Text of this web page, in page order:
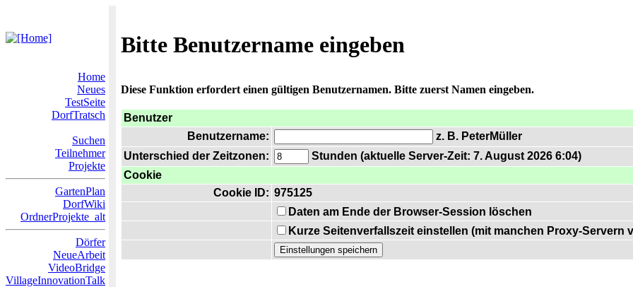
Bitte Benutzername eingeben
Home
Neues
TestSeite
DorfTratsch
Suchen
Teilnehmer
Projekte
GartenPlan
DorfWiki
OrdnerProjekte_alt
Dörfer
NeueArbeit
VideoBridge
VillageInnovationTalk
Diese Funktion erfordert einen gültigen Benutzernamen. Bitte zuerst Namen eingeben.
Benutzer
Benutzername:
z. B. PeterMüller
Unterschied der Zeitzonen:
Stunden (aktuelle Server-Zeit: 7. August 2026 6:04)
Cookie
Cookie ID: 975125
Daten am Ende der Browser-Session löschen
Kurze Seitenverfallszeit einstellen (mit manchen Proxy-Servern